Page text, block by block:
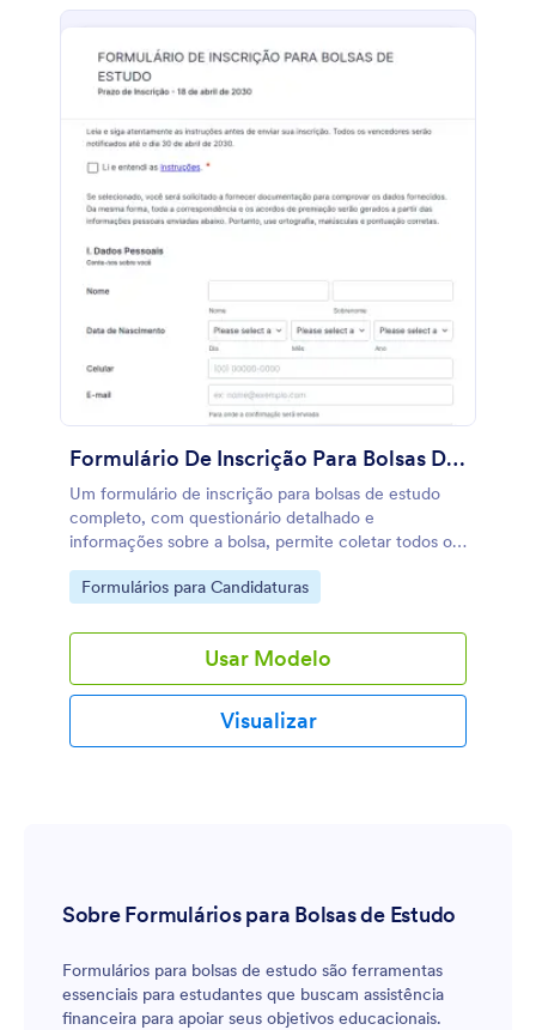
dados, os responsáveis finalizaram o formulário com
e condições estabelecidos. Este Formulário para
Inscrição em Bolsa de Estudo Emergencial durante a
se à vontade para acrescentar mais detalhes
utilizando o nosso Criador de Formulários com
para fazer que seu formulário tenha o estilo e
funcionamento que você precisa. E se você precisa
compartilhar automaticamente as respostas com
outras plataformas online, utilize nossas mais de 100
integrações gratuitas. Com este Formulário para
Inscrição em Bolsa de Estudo Emergencial durante a
COVID-19, você compreenderá a nova realidade de
alguns dos pais dos seus alunos e poderá apoiá-los
no momento mais preciso.
Formulário De Inscrição Para Bolsas De Estudo
Um formulário de inscrição para bolsas de estudo
completo, com questionário detalhado e
informações sobre a bolsa, permite coletar todos os
dados necessários dos candidatos. Este modelo
pode ser facilmente personalizado com seu próprio
Go to Category:
Formulários para Candidaturas
Usar Modelo
Visualizar
Sobre Formulários para Bolsas de Estudo
Formulários para bolsas de estudo são ferramentas
essenciais para estudantes que buscam assistência
financeira para apoiar seus objetivos educacionais.